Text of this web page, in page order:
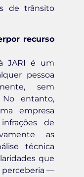
de trânsito
recurso
JARI é um
pessoa
sem
No entanto,
empresa
de
as
técnica
que
—